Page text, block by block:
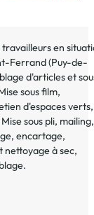
travailleurs en
Ferrand(Puy-de-
d'articles et
sous film,
d'espaces verts,
Mise sous pli, mailing,
encartage,
nettoyage à sec,
.